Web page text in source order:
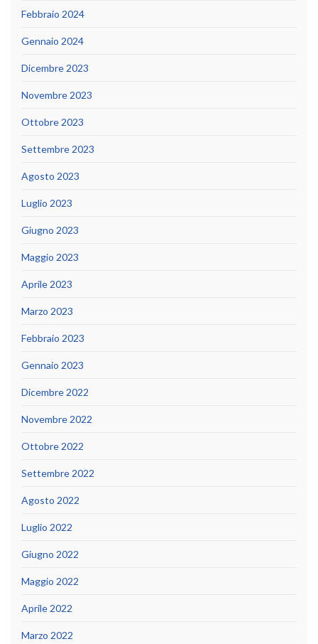
Febbraio 2024
Gennaio 2024
Dicembre 2023
Novembre 2023
Ottobre 2023
Settembre 2023
Agosto 2023
Luglio 2023
Giugno 2023
Maggio 2023
Aprile 2023
Marzo 2023
Febbraio 2023
Gennaio 2023
Dicembre 2022
Novembre 2022
Ottobre 2022
Settembre 2022
Agosto 2022
Luglio 2022
Giugno 2022
Maggio 2022
Aprile 2022
Marzo 2022